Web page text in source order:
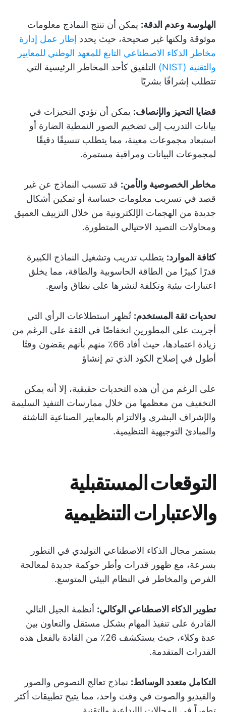
الهلوسة وعدم الدقة: يمكن أن تنتج النماذج معلومات
موثوقة ولكنها غير صحيحة، حيث يحدد إطار عمل إدارة
مخاطر الذكاء الاصطناعي التابع للمعهد الوطني للمعايير
والتقنية (NIST)
التلفيق كأحد المخاطر الرئيسية التي
تتطلب إشرافًا بشريًا
قضايا التحيز والإنصاف: يمكن أن تؤدي التحيزات في
بيانات التدريب إلى تضخيم الصور النمطية الضارة أو
استبعاد مجموعات معينة، مما يتطلب تنسيقًا دقيقًا
لمجموعات البيانات ومراقبة مستمرة.
مخاطر الخصوصية والأمن: قد تتسبب النماذج عن غير
قصد في تسريب معلومات حساسة أو تمكين أشكال
جديدة من الهجمات الإلكترونية من خلال التزييف العميق
ومحاولات التصيد الاحتيالي المتطورة.
كثافة الموارد: يتطلب تدريب وتشغيل النماذج الكبيرة
قدرًا كبيرًا من الطاقة الحاسوبية والطاقة، مما يخلق
اعتبارات بيئية وتكلفة لنشرها على نطاق واسع.
تحديات ثقة المستخدم: تُظهر استطلاعات الرأي التي
أجريت على المطورين انخفاضًا في الثقة على الرغم من
زيادة اعتمادها، حيث أفاد 66٪ منهم بأنهم يقضون وقتًا
أطول في إصلاح الكود الذي تم إنشاؤ
على الرغم من أن هذه التحديات حقيقية، إلا أنه يمكن
التخفيف من معظمها من خلال ممارسات التنفيذ السليمة
والإشراف البشري والالتزام بالمعايير الصناعية الناشئة
والمبادئ التوجيهية التنظيمية.
التوقعات المستقبلية
والاعتبارات التنظيمية
يستمر مجال الذكاء الاصطناعي التوليدي في التطور
بسرعة، مع ظهور قدرات وأطر حوكمة جديدة لمعالجة
الفرص والمخاطر في النظام البيئي المتوسع.
تطوير الذكاء الاصطناعي الوكالي: أنظمة الجيل التالي
القادرة على تنفيذ المهام بشكل مستقل والتعاون بين
عدة وكلاء، حيث يستكشف 26٪ من القادة بالفعل هذه
القدرات المتقدمة.
التكامل متعدد الوسائط: نماذج تعالج النصوص والصور
والفيديو والصوت في وقت واحد، مما يتيح تطبيقات أكثر